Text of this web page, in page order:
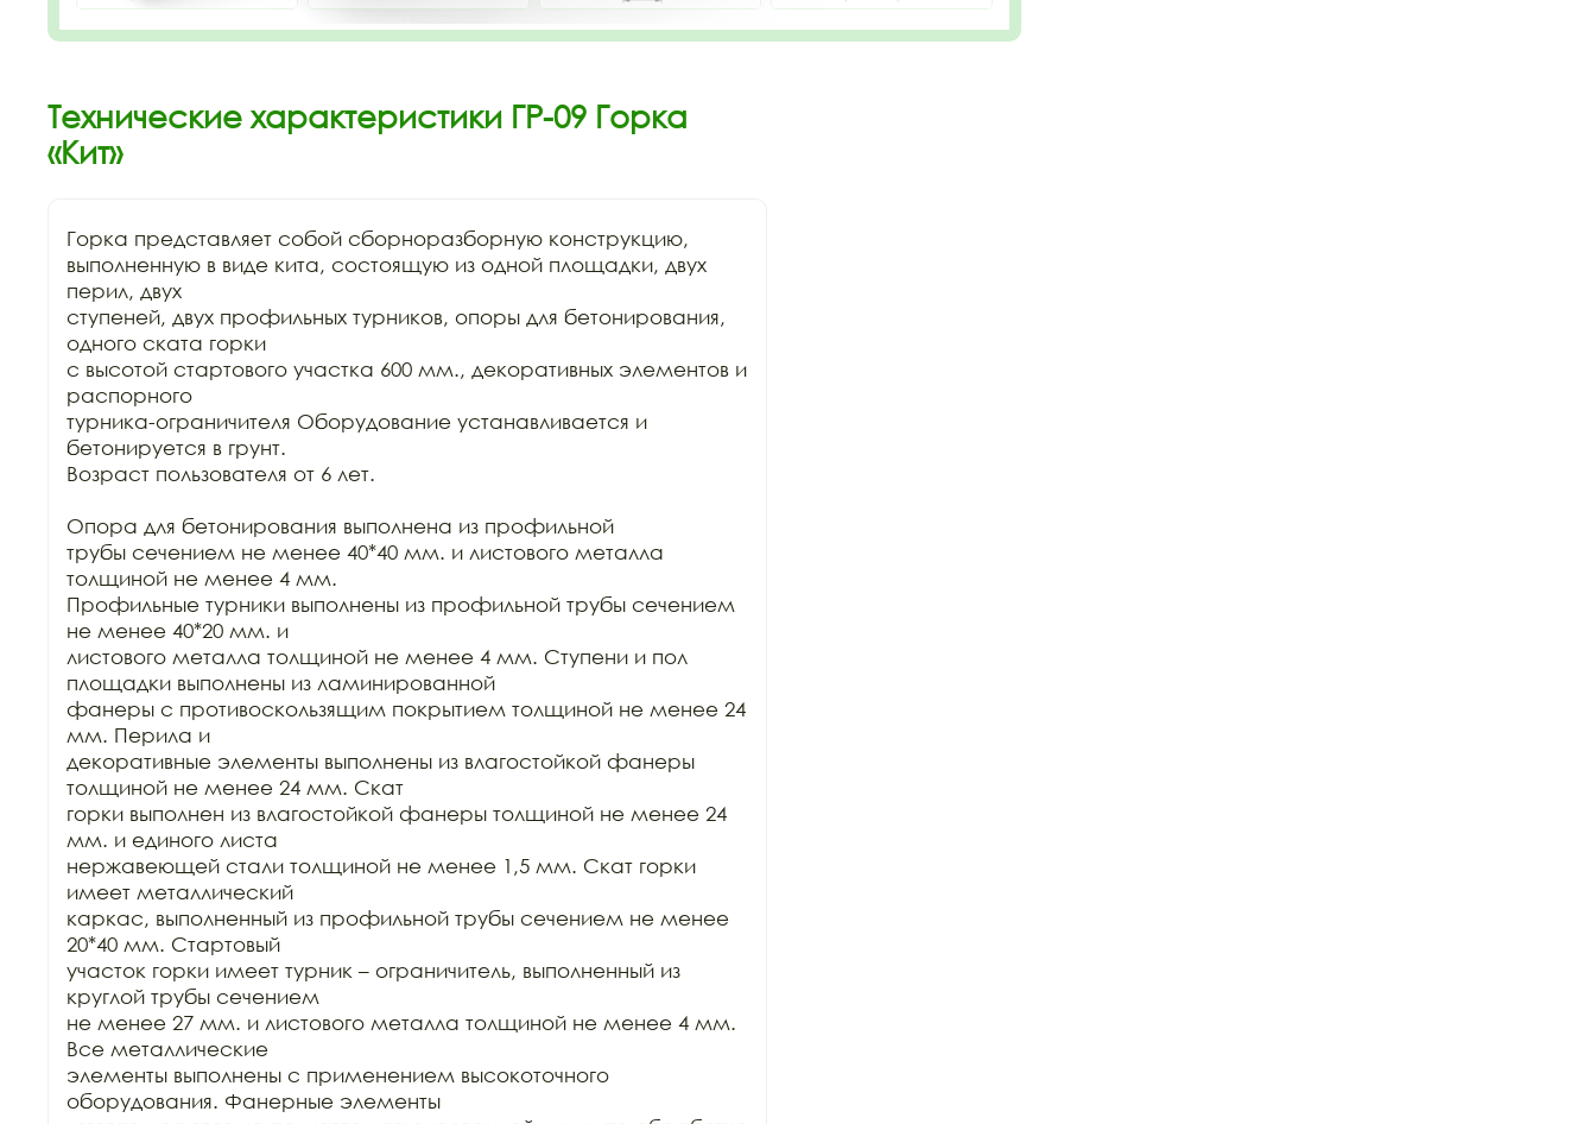
Технические характеристики ГР-09 Горка
«Кит»
Горка представляет собой сборноразборную конструкцию,
выполненную в виде кита, состоящую из одной площадки, двух
перил, двух
ступеней, двух профильных турников, опоры для бетонирования,
одного ската горки
с высотой стартового участка 600 мм., декоративных элементов и
распорного
турника-ограничителя Оборудование устанавливается и
бетонируется в грунт.
Возраст пользователя от 6 лет.
Опора для бетонирования выполнена из профильной
трубы сечением не менее 40*40 мм. и листового металла
толщиной не менее 4 мм.
Профильные турники выполнены из профильной трубы сечением
не менее 40*20 мм. и
листового металла толщиной не менее 4 мм. Ступени и пол
площадки выполнены из ламинированной
фанеры с противоскользящим покрытием толщиной не менее 24
мм. Перила и
декоративные элементы выполнены из влагостойкой фанеры
толщиной не менее 24 мм. Скат
горки выполнен из влагостойкой фанеры толщиной не менее 24
мм. и единого листа
нержавеющей стали толщиной не менее 1,5 мм. Скат горки
имеет металлический
каркас, выполненный из профильной трубы сечением не менее
20*40 мм. Стартовый
участок горки имеет турник – ограничитель, выполненный из
круглой трубы сечением
не менее 27 мм. и листового металла толщиной не менее 4 мм.
Все металлические
элементы выполнены с применением высокоточного
оборудования. Фанерные элементы